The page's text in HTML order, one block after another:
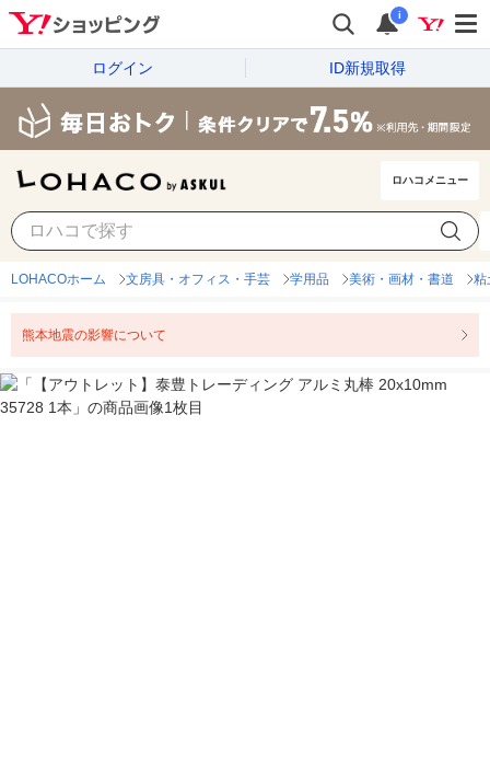
i
ログイン ID新規取得
ロハコメニュー
LOHACOホーム 文房具・オフィス・手芸 学用品 美術・画材・書道 粘
熊本地震の影響について